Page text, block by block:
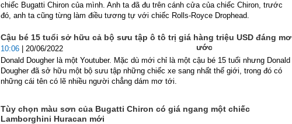
chiếc Bugatti Chiron của mình. Anh ta đã đu trên cánh cửa của chiếc Chiron, trước
đó, anh ta cũng từng làm điều tương tự với chiếc Rolls-Royce Drophead.
Cậu bé 15 tuổi sở hữu cả bộ sưu tập ô tô trị giá hàng triệu USD đáng mơ
ước
10:06 | 20/06/2022
Donald Dougher là một Youtuber. Mặc dù mới chỉ là một cậu bé 15 tuổi nhưng Donald
Dougher đã sở hữu một bộ sưu tập những chiếc xe sang nhất thế giới, trong đó có
những cái tên có lẽ nhiều người chẳng dám mơ tới.
Tùy chọn màu sơn của Bugatti Chiron có giá ngang một chiếc
Lamborghini Huracan mới